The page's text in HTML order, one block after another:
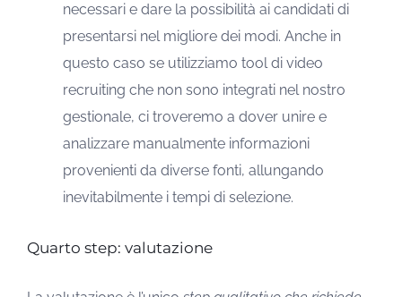
necessari e dare la possibilità ai candidati di
presentarsi nel migliore dei modi. Anche in
questo caso se utilizziamo tool di video
recruiting che non sono integrati nel nostro
gestionale, ci troveremo a dover unire e
analizzare manualmente informazioni
provenienti da diverse fonti, allungando
inevitabilmente i tempi di selezione.
Quarto step: valutazione